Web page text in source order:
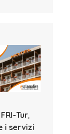
FRI-Tur,
i servizi